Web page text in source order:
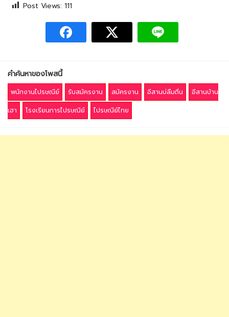
Post Views: 111
คำค้นหาของโพสนี้
พนักงานไปรษณีย์ รับสมัครงาน สมัครงาน อีสานบ่ลืมถิ่น
อีสานบ้าน
เฮา
โรงเรียนการไปรษณีย์ ไปรษณีย์ไทย